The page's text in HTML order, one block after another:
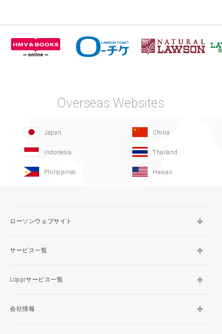
Overseas Websites
Japan China
Indonesia Thailand
Philippines Hawaii
ローソンウェブサイト
サービス一覧
Loppiサービス一覧
会社情報